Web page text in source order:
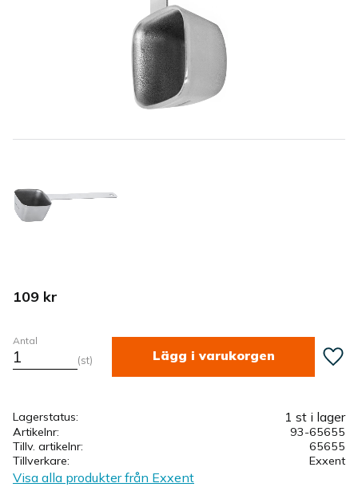
109 kr
Antal
st Lägg
Lagerstatus 1 st i lager
Artikelnr
93-65655
Tillv. artikelnr
65655
Tillverkare
Exxent
Visa alla produkter från Exxent